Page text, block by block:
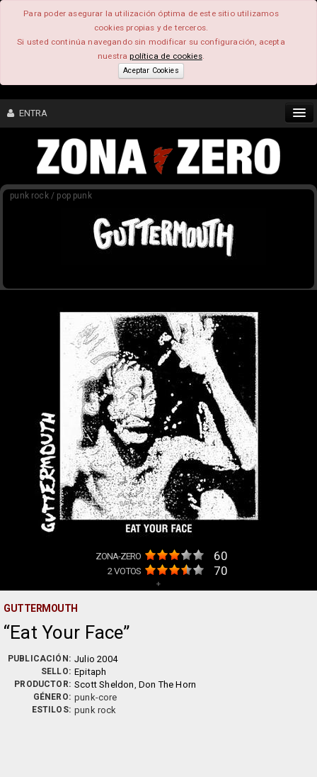
Para poder asegurar la utilización óptima de este sitio utilizamos
cookies propias y de terceros.
Si usted continúa navegando sin modificar su configuración, acepta
nuestrapolítica de cookies.
Aceptar Cookies
ENTRA
CONTENIDO
COMUNIDAD
punk rock / pop punk
ZONA-ZERO 60
2VOTOS 70
+
GUTTERMOUTH
Eat Your Face
PUBLICACIÓN: Julio 2004
SELLO: Epitaph
PRODUCTOR: Scott Sheldon, Don The Horn
GÉNERO: punk-core
ESTILOS: punk rock